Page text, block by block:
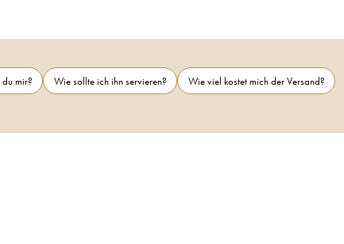
mir? Wie sollte ich ihn servieren?
Wie viel kostet mich der Versand?